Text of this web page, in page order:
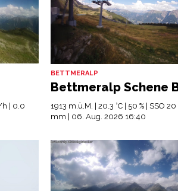
h | 0.0
BETTMERALP
Bettmeralp Schene
1913 m.ü.M. | 20.3 °C | 50 % | SSO
mm | 06. Aug. 2026 16:40